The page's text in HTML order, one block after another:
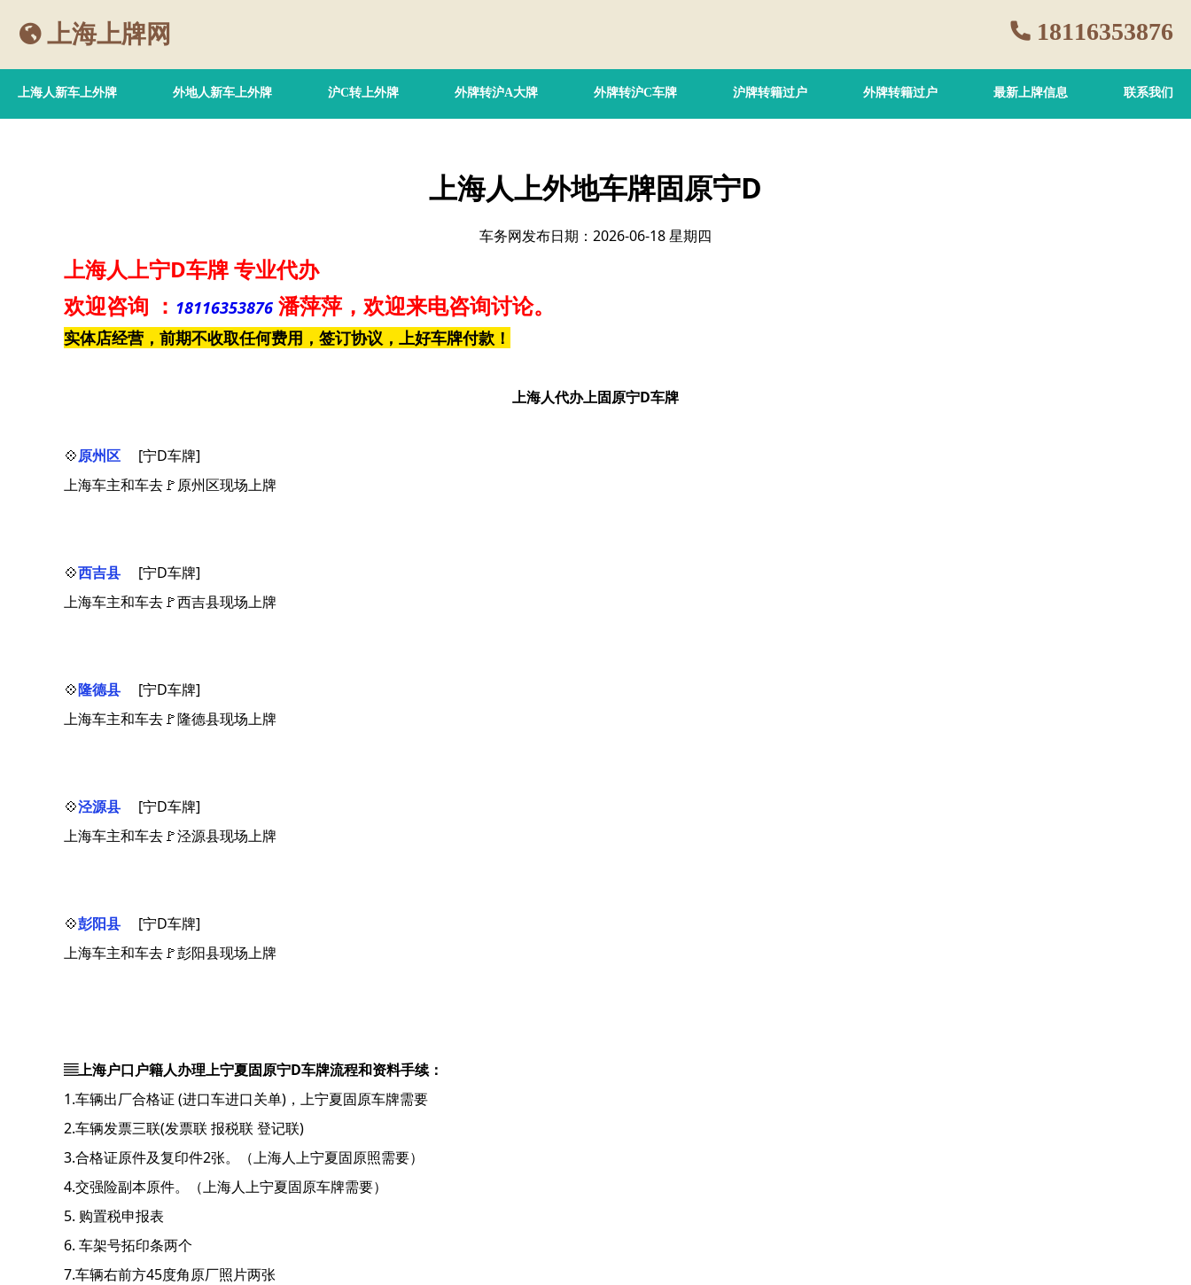
上海上牌网 18116353876
上海人新车上外牌 外地人新车上外牌 沪C转上外牌 外牌转沪A大牌 外牌转沪C车牌 沪牌转籍过户 外牌转籍过户 最新上牌信息 联系我们
上海人上外地车牌固原宁D
车务网发布日期：2026-06-18 星期四
上海人上宁D车牌专业代办
欢迎咨询 ： 18116353876 潘萍萍 ，欢迎来电咨询讨论。
实体店经营，前期不收取任何费用，签订协议，上好车牌付款！
上海人代办上固原宁D车牌
💠原州区
[宁D车牌]
上海车主和车去🚩原州区现场上牌
💠西吉县
[宁D车牌]
上海车主和车去🚩西吉县现场上牌
💠隆德县
[宁D车牌]
上海车主和车去🚩隆德县现场上牌
💠泾源县
[宁D车牌]
上海车主和车去🚩泾源县现场上牌
💠彭阳县
[宁D车牌]
上海车主和车去🚩彭阳县现场上牌
▤上海户口户籍人办理上宁夏固原宁D车牌流程和资料手续：
1.车辆出厂合格证 (进口车进口关单)，上宁夏固原车牌需要
2.车辆发票三联(发票联 报税联 登记联)
3.合格证原件及复印件2张。（上海人上宁夏固原照需要）
4.交强险副本原件。（上海人上宁夏固原车牌需要）
5. 购置税申报表
6. 车架号拓印条两个
7.车辆右前方45度角原厂照片两张